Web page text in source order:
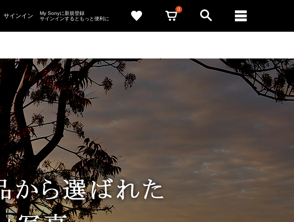
サインイン
My Sonyに新規登録
サインインするともっと便利に
0